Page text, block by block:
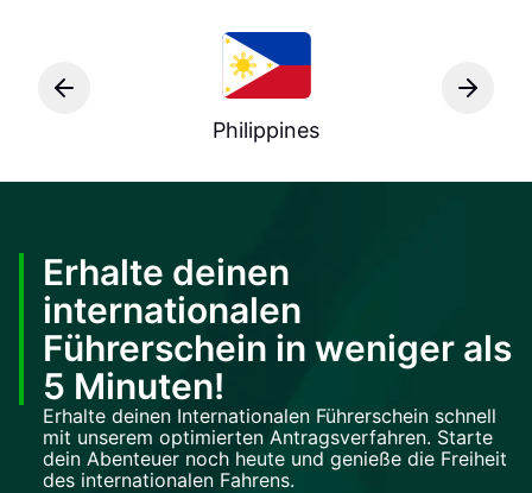
Philippines
Erhalte deinen
internationalen
Führerschein in weniger als
5 Minuten!
Erhalte deinen Internationalen Führerschein schnell
mit unserem optimierten Antragsverfahren. Starte
dein Abenteuer noch heute und genieße die Freiheit
des internationalen Fahrens.